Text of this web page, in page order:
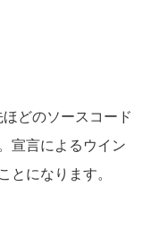
どのソースコード
宣言によるウイン
とになります。